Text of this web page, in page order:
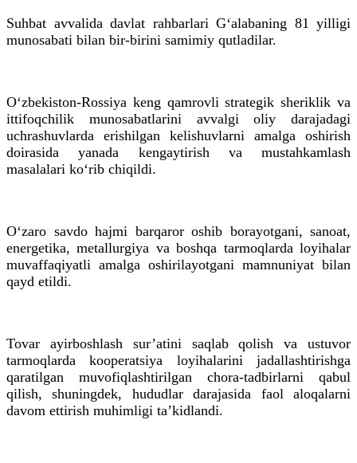
Suhbat avvalida davlat rahbarlari G‘alabaning 81 yilligi
munosabati bilan bir-birini samimiy qutladilar.
O‘zbekiston-Rossiya keng qamrovli strategik sheriklik va
ittifoqchilik munosabatlarini avvalgi oliy darajadagi
uchrashuvlarda erishilgan kelishuvlarni amalga oshirish
doirasida yanada kengaytirish va mustahkamlash
masalalari ko‘rib chiqildi.
O‘zaro savdo hajmi barqaror oshib borayotgani, sanoat,
energetika, metallurgiya va boshqa tarmoqlarda loyihalar
muvaffaqiyatli amalga oshirilayotgani mamnuniyat bilan
qayd etildi.
Tovar ayirboshlash sur’atini saqlab qolish va ustuvor
tarmoqlarda kooperatsiya loyihalarini jadallashtirishga
qaratilgan muvofiqlashtirilgan chora-tadbirlarni qabul
qilish, shuningdek, hududlar darajasida faol aloqalarni
davom ettirish muhimligi ta’kidlandi.